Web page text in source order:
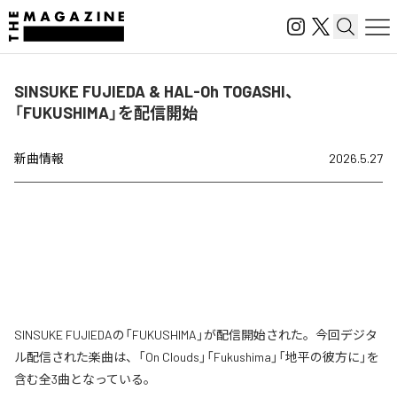
SINSUKE FUJIEDA & HAL-Oh TOGASHI、
「FUKUSHIMA」を配信開始
新曲情報 2026.5.27
SINSUKE FUJIEDAの「FUKUSHIMA」が配信開始された。今回デジタ
ル配信された楽曲は、「On Clouds」「Fukushima」「地平の彼方に」を
含む全3曲となっている。